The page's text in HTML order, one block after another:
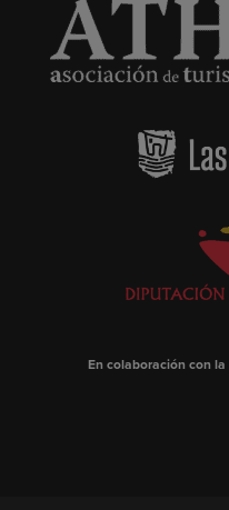
En colaboración con